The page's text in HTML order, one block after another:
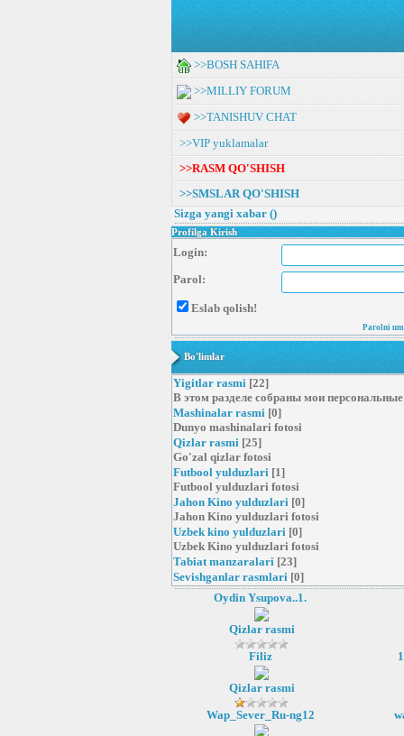
>>BOSH SAHIFA
>>MILLIY FORUM
>>TANISHUV CHAT
>>VIP yuklamalar
>>RASM QO'SHISH
>>SMSLAR QO'SHISH
Sizga yangi xabar ()
Profilga Kirish
Login:
Parol:
Eslab qolish!
Parolni
Bo'limlar
Yigitlar rasmi [22]
В этом разделе собраны мои
Mashinalar rasmi [0]
Dunyo mashinalari fotosi
Qizlar rasmi [25]
Go'zal qizlar fotosi
Futbool yulduzlari [1]
Futbool yulduzlari fotosi
Jahon Kino yulduzlari [0]
Jahon Kino yulduzlari fotosi
Uzbek kino yulduzlari [0]
Uzbek Kino yulduzlari fotosi
Tabiat manzaralari [23]
Sevishganlar rasmlari [0]
Oydin Ysupova..1.
Qizlar rasmi
Filiz
Qizlar rasmi
Wap_Sever_Ru-ng12